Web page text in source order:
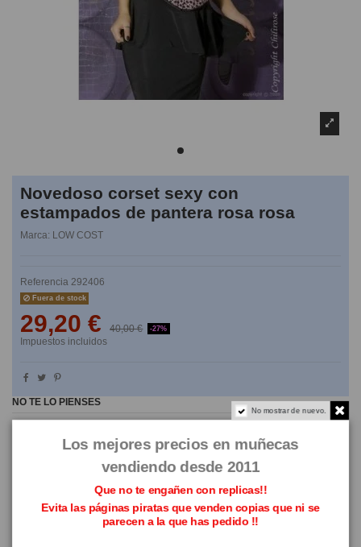
Novedoso corset sexy con
estampados de pantera rosa rosa
Marca: LOW COST
Referencia 292406
Fuera de stock
29,20 € 40,00 € -27%
Impuestos incluidos
NO TE LO PIENSES
No mostrar de nuevo.
Los mejores precios en muñecas
vendiendo desde 2011
Que no te engañen con replicas!!
Evita las páginas piratas que venden copias que ni se
parecen a la que has pedido !!